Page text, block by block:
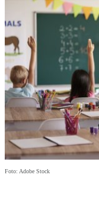
Foto: Adobe Stock